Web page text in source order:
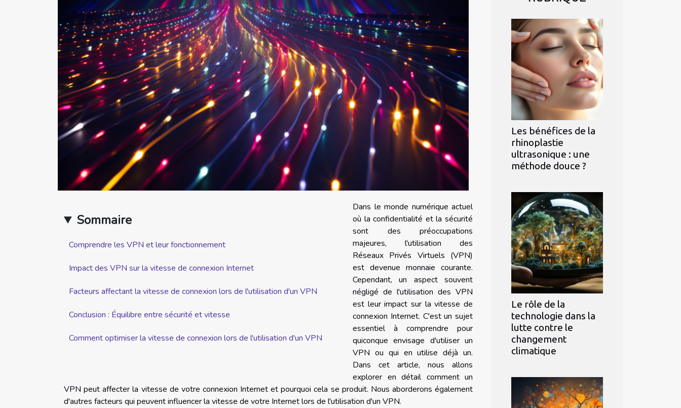
Sommaire
Comprendre les VPN et leur fonctionnement
Impact des VPN sur la vitesse de connexion Internet
Facteurs affectant la vitesse de connexion lors de l'utilisation d'un VPN
Conclusion : Équilibre entre sécurité et vitesse
Comment optimiser la vitesse de connexion lors de l'utilisation d'un VPN
Dans le monde numérique actuel
où la confidentialité et la sécurité
sont des préoccupations
majeures, l'utilisation des
Réseaux Privés Virtuels (VPN)
est devenue monnaie courante.
Cependant, un aspect souvent
négligé de l'utilisation des VPN
est leur impact sur la vitesse de
connexion Internet. C'est un sujet
essentiel à comprendre pour
quiconque envisage d'utiliser un
VPN ou qui en utilise déjà un.
Dans cet article, nous allons
explorer en détail comment un
VPN peut affecter la vitesse de votre connexion Internet et pourquoi cela se produit. Nous aborderons également
d'autres facteurs qui peuvent influencer la vitesse de votre Internet lors de l'utilisation d'un VPN.
Les bénéfices de la
rhinoplastie
ultrasonique : une
méthode douce ?
Le rôle de la
technologie dans la
lutte contre le
changement
climatique